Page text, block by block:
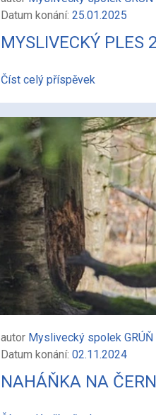
Datum konání: 25.01.2025
MYSLIVECKÝ PLES
Číst celý příspěvek
autor Myslivecký spolek GRÚŇ
Datum konání: 02.11.2024
NAHÁŇKA NA